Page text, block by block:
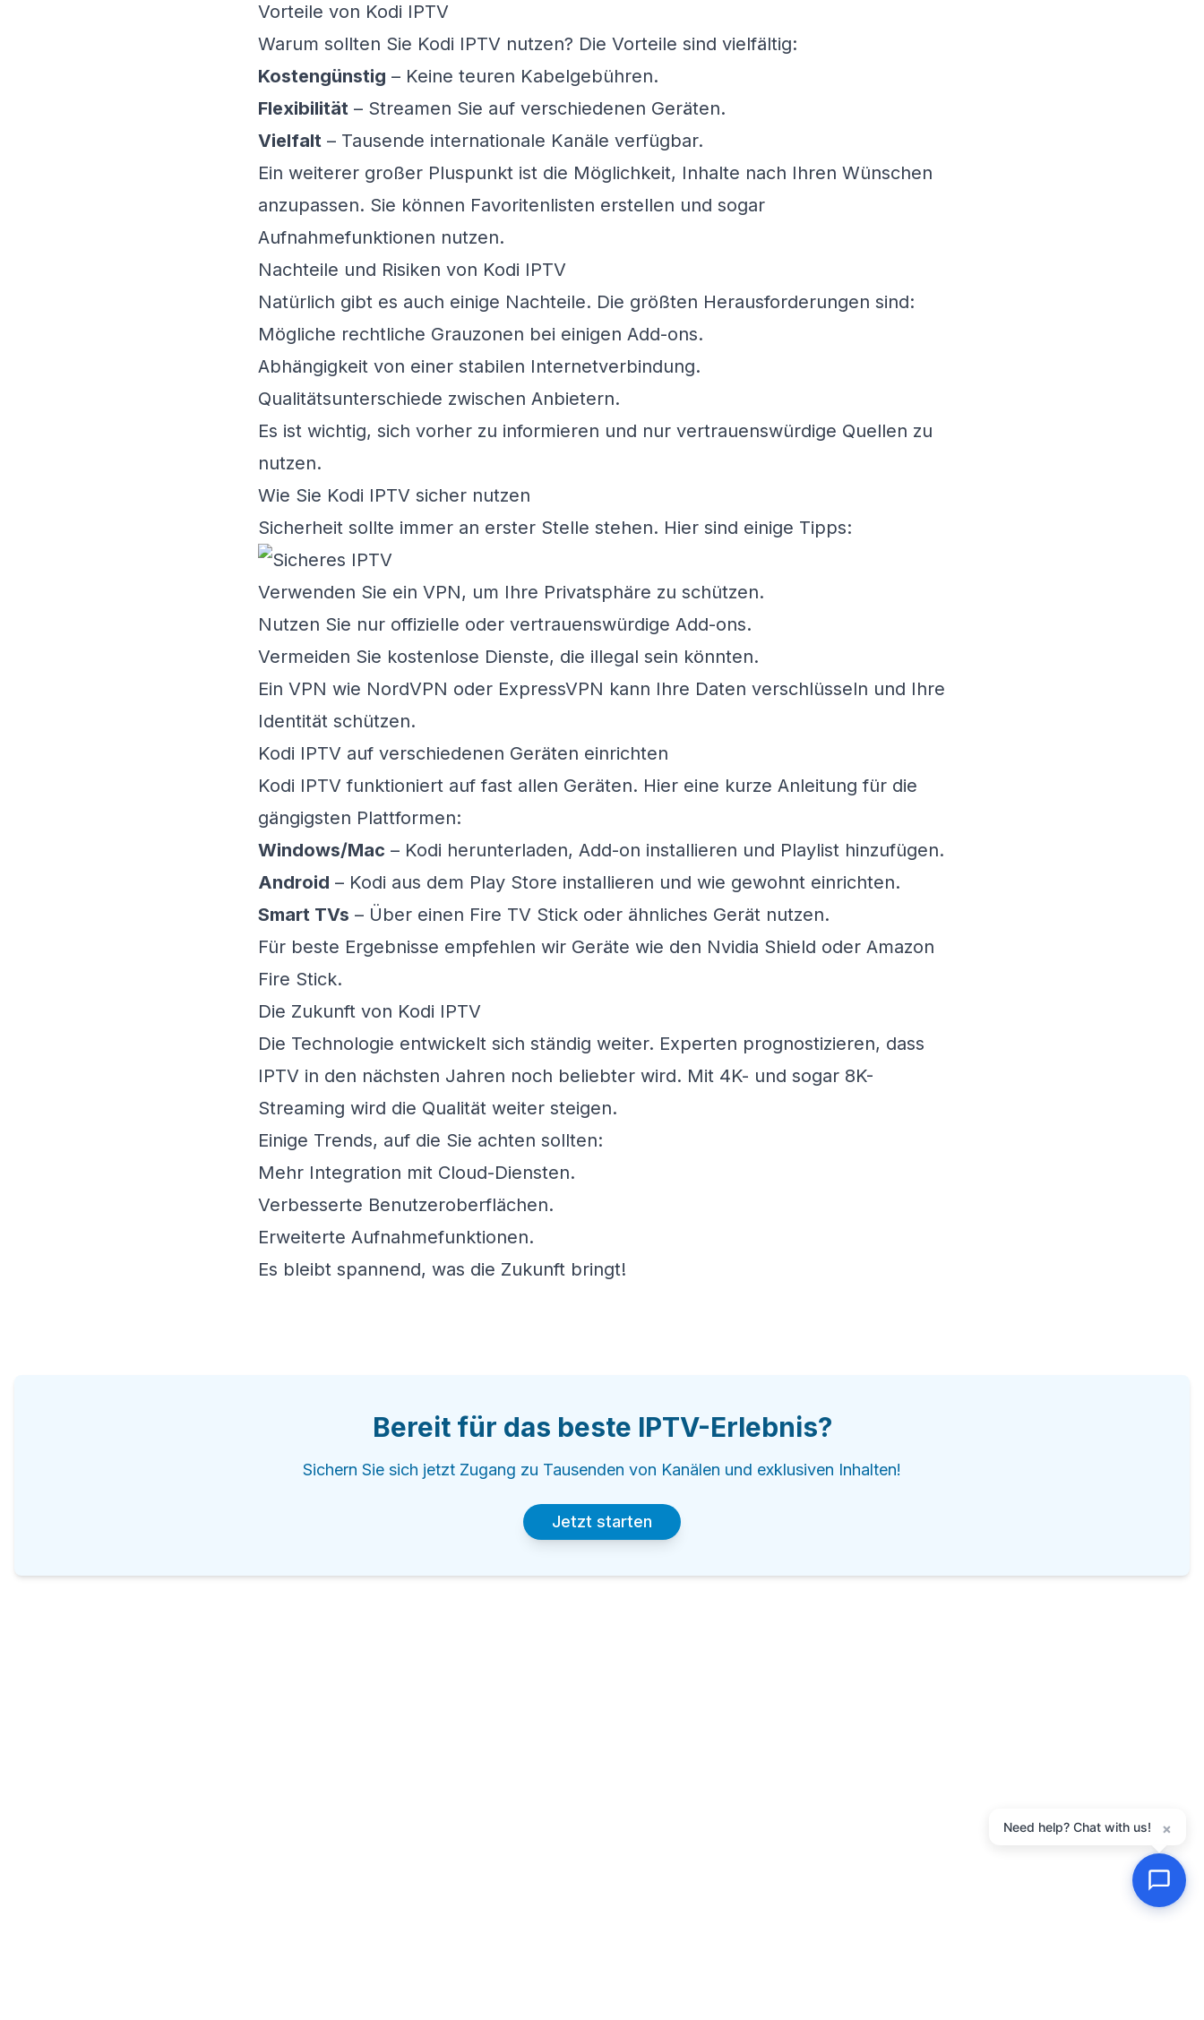
Vorteile von Kodi IPTV
Warum sollten Sie Kodi IPTV nutzen? Die Vorteile sind vielfältig:
Kostengünstig – Keine teuren Kabelgebühren.
Flexibilität – Streamen Sie auf verschiedenen Geräten.
Vielfalt – Tausende internationale Kanäle verfügbar.
Ein weiterer großer Pluspunkt ist die Möglichkeit, Inhalte nach Ihren Wünschen
anzupassen. Sie können Favoritenlisten erstellen und sogar
Aufnahmefunktionen nutzen.
Nachteile und Risiken von Kodi IPTV
Natürlich gibt es auch einige Nachteile. Die größten Herausforderungen sind:
Mögliche rechtliche Grauzonen bei einigen Add-ons.
Abhängigkeit von einer stabilen Internetverbindung.
Qualitätsunterschiede zwischen Anbietern.
Es ist wichtig, sich vorher zu informieren und nur vertrauenswürdige Quellen zu
nutzen.
Wie Sie Kodi IPTV sicher nutzen
Sicherheit sollte immer an erster Stelle stehen. Hier sind einige Tipps:
Verwenden Sie ein VPN, um Ihre Privatsphäre zu schützen.
Nutzen Sie nur offizielle oder vertrauenswürdige Add-ons.
Vermeiden Sie kostenlose Dienste, die illegal sein könnten.
Ein VPN wie NordVPN oder ExpressVPN kann Ihre Daten verschlüsseln und Ihre
Identität schützen.
Kodi IPTV auf verschiedenen Geräten einrichten
Kodi IPTV funktioniert auf fast allen Geräten. Hier eine kurze Anleitung für die
gängigsten Plattformen:
Windows/Mac – Kodi herunterladen, Add-on installieren und Playlist hinzufügen.
Android – Kodi aus dem Play Store installieren und wie gewohnt einrichten.
Smart TVs – Über einen Fire TV Stick oder ähnliches Gerät nutzen.
Für beste Ergebnisse empfehlen wir Geräte wie den Nvidia Shield oder Amazon
Fire Stick.
Die Zukunft von Kodi IPTV
Die Technologie entwickelt sich ständig weiter. Experten prognostizieren, dass
IPTV in den nächsten Jahren noch beliebter wird. Mit 4K- und sogar 8K-
Streaming wird die Qualität weiter steigen.
Einige Trends, auf die Sie achten sollten:
Mehr Integration mit Cloud-Diensten.
Verbesserte Benutzeroberflächen.
Erweiterte Aufnahmefunktionen.
Es bleibt spannend, was die Zukunft bringt!
Bereit für das beste IPTV-Erlebnis?
Sichern Sie sich jetzt Zugang zu Tausenden von Kanälen und exklusiven Inhalten!
Jetzt starten
Need help? Chat with us! ×